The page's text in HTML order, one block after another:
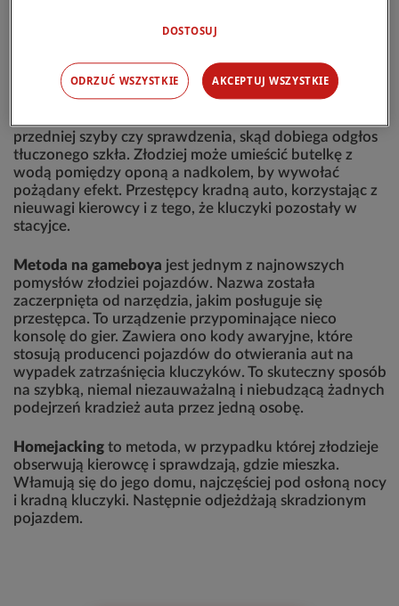
Kradzież auta na stłuczkę, butelkę lub kartkępolega
na tym, by sprowokować kierowcę, który już ma
kluczyk w stacyjce i uruchomił pojazd, do chwilowego
przedniej szyby czy sprawdzenia, skąd dobiega odgłos
tłuczonego szkła. Złodziej może umieścić butelkę z
wodą pomiędzy oponą a nadkolem, by wywołać
pożądany efekt. Przestępcy kradną auto, korzystając z
nieuwagi kierowcy i z tego, że kluczyki pozostały w
stacyjce.
Metoda na gameboya jest jednym z najnowszych
pomysłów złodziei pojazdów. Nazwa została
zaczerpnięta od narzędzia, jakim posługuje się
przestępca. To urządzenie przypominające nieco
konsolę do gier. Zawiera ono kody awaryjne, które
stosują producenci pojazdów do otwierania aut na
wypadek zatrzaśnięcia kluczyków. To skuteczny sposób
na szybką, niemal niezauważalną i niebudzącą żadnych
podejrzeń kradzież auta przez jedną osobę.
Homejacking to metoda, w przypadku której złodzieje
obserwują kierowcę i sprawdzają, gdzie mieszka.
Włamują się do jego domu, najczęściej pod osłoną nocy
i kradną kluczyki. Następnie odjeżdżają skradzionym
pojazdem.
DOSTOSUJ
ODRZUĆ WSZYSTKIE AKCEPTUJ WSZYSTKIE